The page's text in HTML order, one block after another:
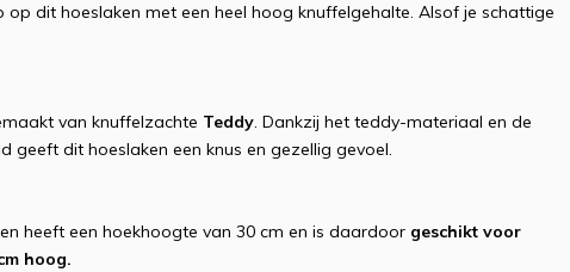
op dit hoeslaken met een heel hoog knuffelgehalte. Alsof je schattige
van knuffelzachte Teddy. Dankzij het teddy-materiaal en de
geeft dit hoeslaken een knus en gezellig gevoel.
heeft een hoekhoogte van 30 cm en is daardoor geschikt voor
hoog.